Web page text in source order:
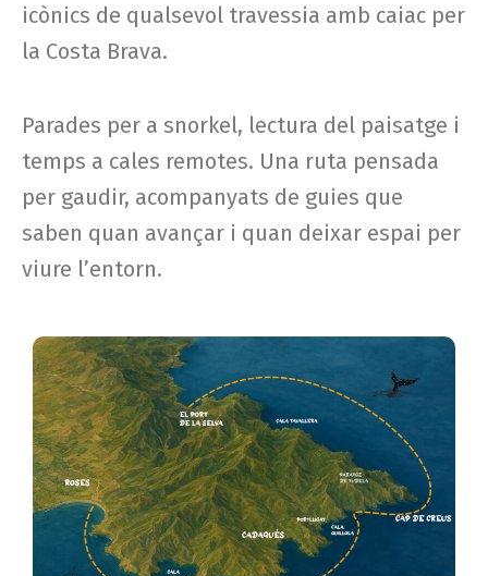
icònics de qualsevol travessia amb caiac per
la Costa Brava.
Parades per a snorkel, lectura del paisatge i
temps a cales remotes. Una ruta pensada
per gaudir, acompanyats de guies que
saben quan avançar i quan deixar espai per
viure l’entorn.